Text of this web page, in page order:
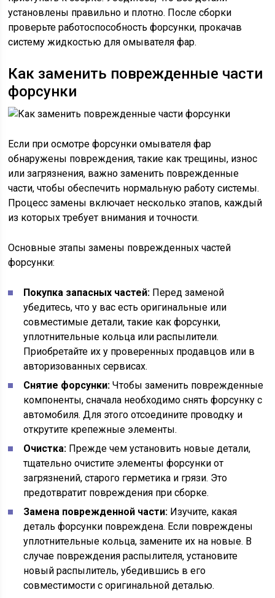
установлены правильно и плотно. После сборки
проверьте работоспособность форсунки, прокачав
систему жидкостью для омывателя фар.
Как заменить поврежденные части
форсунки
Если при осмотре форсунки омывателя фар
обнаружены повреждения, такие как трещины, износ
или загрязнения, важно заменить поврежденные
части, чтобы обеспечить нормальную работу системы.
Процесс замены включает несколько этапов, каждый
из которых требует внимания и точности.
Основные этапы замены поврежденных частей
форсунки:
Покупка запасных частей: Перед заменой
убедитесь, что у вас есть оригинальные или
совместимые детали, такие как форсунки,
уплотнительные кольца или распылители.
Приобретайте их у проверенных продавцов или в
авторизованных сервисах.
Снятие форсунки: Чтобы заменить поврежденные
компоненты, сначала необходимо снять форсунку с
автомобиля. Для этого отсоедините проводку и
открутите крепежные элементы.
Очистка: Прежде чем установить новые детали,
тщательно очистите элементы форсунки от
загрязнений, старого герметика и грязи. Это
предотвратит повреждения при сборке.
Замена поврежденной части: Изучите, какая
деталь форсунки повреждена. Если повреждены
уплотнительные кольца, замените их на новые. В
случае повреждения распылителя, установите
новый распылитель, убедившись в его
совместимости с оригинальной деталью.